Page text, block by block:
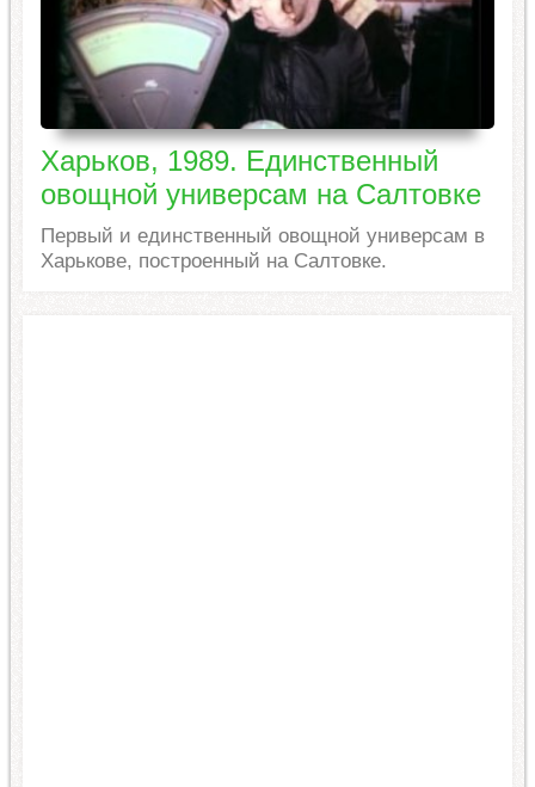
Харьков, 1989. Единственный
овощной универсам на Салтовке
Первый и единственный овощной универсам в
Харькове, построенный на Салтовке.